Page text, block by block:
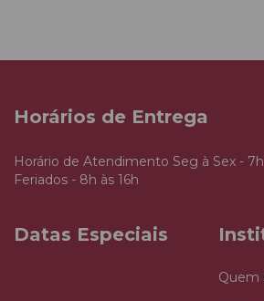
Horários de Entrega
Horário de Atendimento Seg à Sex -
Feriados - 8h às 16h
Datas Especiais
Quem